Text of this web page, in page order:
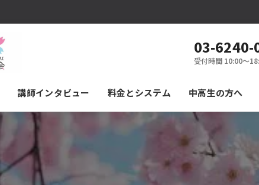
03-6240-
受付時間 10:00～
講師インタビュー 料⾦とシステム 中高生の方へ